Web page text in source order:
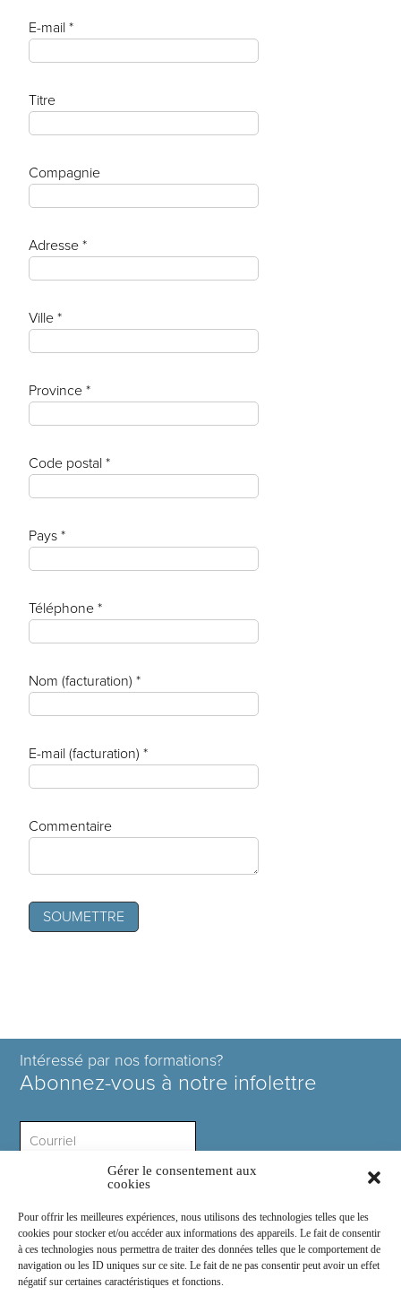
Gérer le consentement aux
cookies
Pour offrir les meilleures expériences, nous utilisons des technologies telles que les
cookies pour stocker et/ou accéder aux informations des appareils. Le fait de consentir
à ces technologies nous permettra de traiter des données telles que le comportement de
navigation ou les ID uniques sur ce site. Le fait de ne pas consentir peut avoir un effet
négatif sur certaines caractéristiques et fonctions.
E-mail *
Titre
Compagnie
Adresse *
Ville *
Province *
Code postal *
Pays *
Téléphone *
Nom (facturation) *
E-mail (facturation) *
Commentaire
Intéressé par nos formations?
Abonnez-vous à notre infolettre